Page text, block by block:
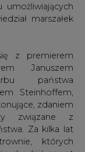
marszałek
z premierem
Januszem
państwa
Steinhoffem,
zdaniem
związane z
Za kilka lat
których